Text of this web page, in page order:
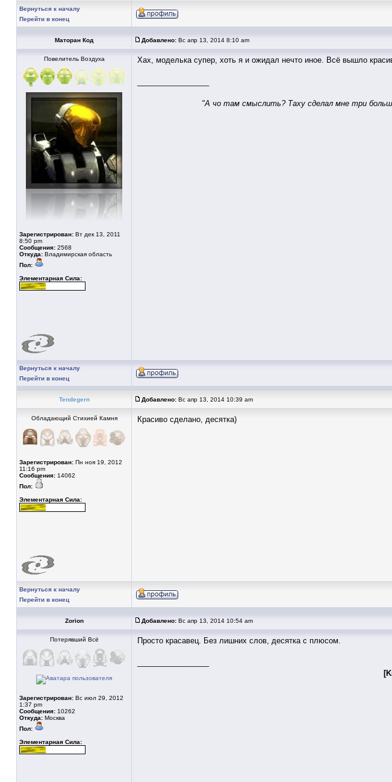
Вернуться к началу
Перейти в конец
Маторан Код Добавлено: Вс апр 13, 2014 8:10 am
Повелитель Воздуха
Зарегистрирован: Вт дек 13, 2011
8:50 pm
Сообщения: 2568
Откуда: Владимирская область
Пол:
Элементарная Сила:
Хах, моделька супер, хоть я и ожидал нечто иное. Всё вышло
"А чо там смыслить? Таху сделал мне три
Вернуться к началу
Перейти в конец
Tendegern Добавлено: Вс апр 13, 2014 10:39 am
Обладающий Стихией Камня
Зарегистрирован: Пн ноя 19, 2012
11:16 pm
Сообщения: 14062
Пол:
Элементарная Сила:
Красиво сделано, десятка)
Вернуться к началу
Перейти в конец
Zorion Добавлено: Вс апр 13, 2014 10:54 am
Потерявший Всё
Зарегистрирован: Вс июл 29, 2012
1:37 pm
Сообщения: 10262
Откуда: Москва
Пол:
Элементарная Сила:
Просто красавец. Без лишних слов, десятка с плюсом.